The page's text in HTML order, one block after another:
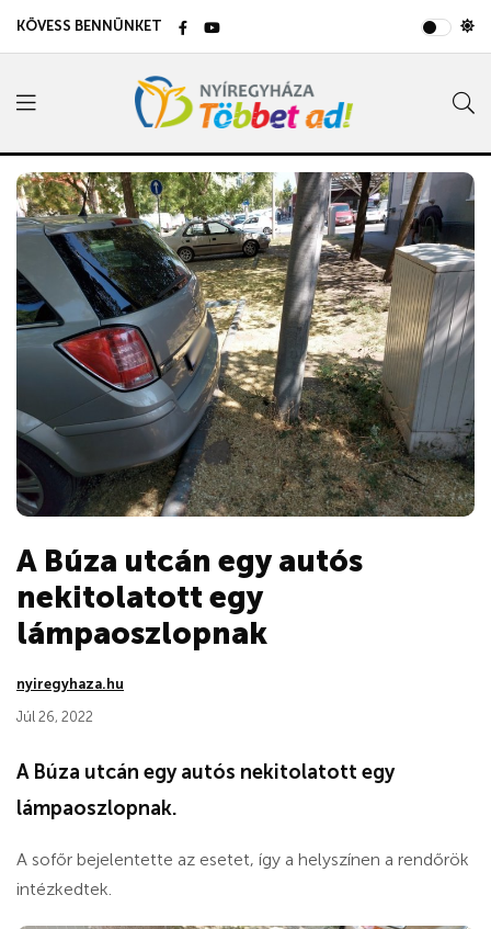
KÖVESS BENNÜNKET
A Búza utcán egy autós
nekitolatott egy
lámpaoszlopnak
nyiregyhaza.hu
Júl 26, 2022
A Búza utcán egy autós nekitolatott egy
lámpaoszlopnak.
A sofőr bejelentette az esetet, így a helyszínen a rendőrök
intézkedtek.